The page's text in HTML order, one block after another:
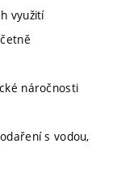
využití
náročnosti
s vodou,